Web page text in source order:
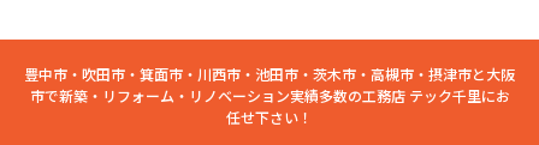
豊中市・吹田市・箕面市・川西市・池田市・茨木市・高槻市・摂津市と大阪
市で新築・リフォーム・リノベーション実績多数の工務店 テック千里にお
任せ下さい！